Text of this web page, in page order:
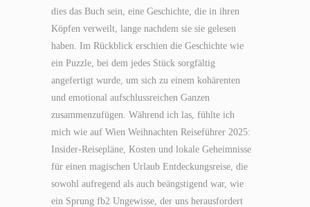
dies das Buch sein, eine Geschichte, die in ihren
Köpfen verweilt, lange nachdem sie sie gelesen
haben. Im Rückblick erschien die Geschichte wie
ein Puzzle, bei dem jedes Stück sorgfältig
angefertigt wurde, um sich zu einem kohärenten
und emotional aufschlussreichen Ganzen
zusammenzufügen. Während ich las, fühlte ich
mich wie auf Wien Weihnachten Reiseführer 2025:
Insider-Reisepläne, Kosten und lokale Geheimnisse
für einen magischen Urlaub Entdeckungsreise, die
sowohl aufregend als auch beängstigend war, wie
ein Sprung fb2 Ungewisse, der uns herausfordert